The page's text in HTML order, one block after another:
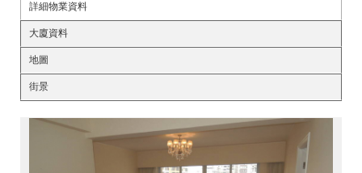
詳細物業資料
大廈資料
地圖
街景